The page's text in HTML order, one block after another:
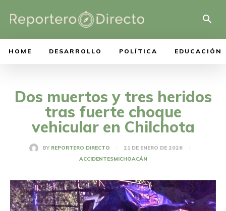
HOME DESARROLLO POLÍTICA EDUCACIÓN
Dos muertos y tres heridos
tras fuerte choque
vehicular en Chilchota
BY REPORTERO DIRECTO
21 DE ENERO DE 2026
ACCIDENTESMICHOACÁN